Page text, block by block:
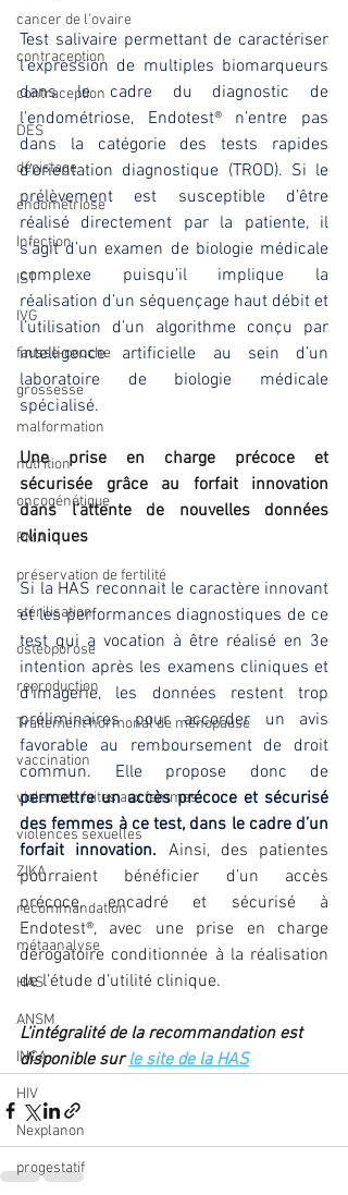
cancer de l'ovaire
contraception
contraception
DES
dépistage
endométriose
Infection
IST
IVG
fausse-couche
grossesse
malformation
nutrition
oncogénétique
PMA
préservation de fertilité
stérilisation
ostéoporose
reproduction
Traitement hormonal de ménopause
vaccination
violences faites aux femmes
violences sexuelles
ZIKA
recommandation
métaanalyse
HAS
ANSM
INCA
HIV
Nexplanon
progestatif
Test salivaire permettant de caractériser
l’expression de multiples biomarqueurs
dans le cadre du diagnostic de
l’endométriose, Endotest® n’entre pas
dans la catégorie des tests rapides
d’orientation diagnostique (TROD). Si le
prélèvement est susceptible d’être
réalisé directement par la patiente, il
s’agit d’un examen de biologie médicale
complexe puisqu’il implique la
réalisation d’un séquençage haut débit et
l’utilisation d’un algorithme conçu par
intelligence artificielle au sein d’un
laboratoire de biologie médicale
spécialisé.
Une prise en charge précoce et
sécurisée grâce au forfait innovation
dans l’attente de nouvelles données
cliniques
Si la HAS reconnait le caractère innovant
et les performances diagnostiques de ce
test qui a vocation à être réalisé en 3e
intention après les examens cliniques et
d’imagerie, les données restent trop
préliminaires pour accorder un avis
favorable au remboursement de droit
permettre un accès précoce et sécurisé
des femmes à ce test, dans le cadre d’un
forfait innovation. Ainsi, des patientes
pourraient bénéficier d’un accès
précoce, encadré et sécurisé à
Endotest®, avec une prise en charge
dérogatoire conditionnée à la réalisation
de l’étude d’utilité clinique.
L'intégralité de la recommandation est
disponible sur le site de la HAS